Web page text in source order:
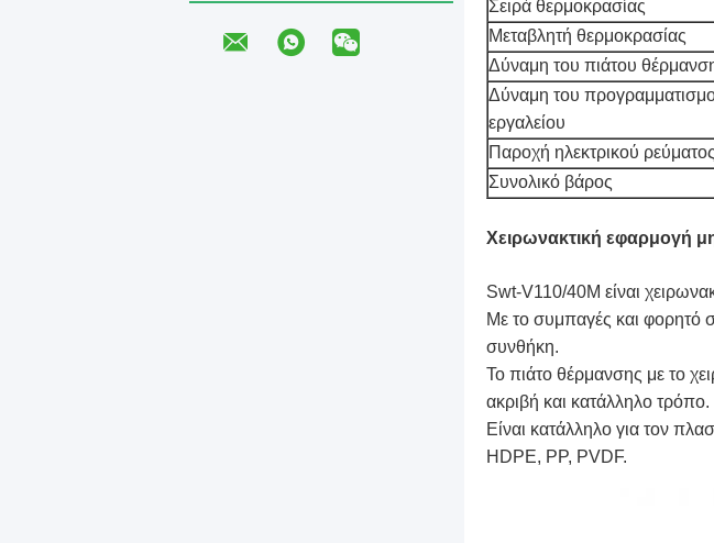
Σειρά θερμοκρασίας
Μεταβλητή θερμοκρασίας
Δύναμη του πιάτου
Δύναμη του
εργαλείου
Παροχή ηλεκτρικού ρεύματος
Συνολικό βάρος
Χειρωνακτική εφαρμογή
Swt-V110/40M είναι
Με το συμπαγές και φορητό
συνθήκη.
Το πιάτο θέρμανσης με το
ακριβή και κατάλληλο τρόπο.
Είναι κατάλληλο για τον
HDPE, PP, PVDF.